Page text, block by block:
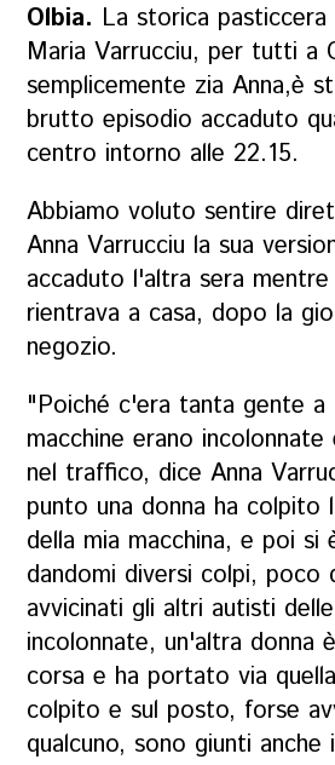
Olbia. La storica pasticcera
Maria Varrucciu, per tutti a
semplicemente zia Anna,è
brutto episodio accaduto
centro intorno alle 22.15.
Abbiamo voluto sentire
Anna Varrucciu la sua
accaduto l'altra sera
rientrava a casa, dopo la
negozio.
"Poiché c'era tanta gente a
macchine erano
nel traffico, dice Anna
punto una donna ha colpito
della mia macchina, e poi si
dandomi diversi colpi, poco
avvicinati gli altri autisti
incolonnate, un'altra donna
corsa e ha portato via
colpito e sul posto, forse
qualcuno, sono giunti anche